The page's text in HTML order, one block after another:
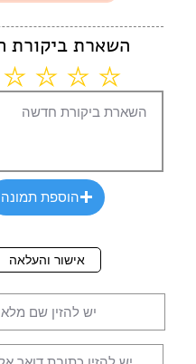
השארת ביקורת
הוספת תמונה
אישור והעלאה